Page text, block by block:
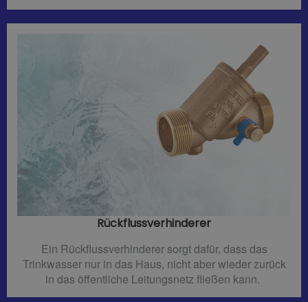
Rückflussverhinderer​
Ein Rückflussverhinderer sorgt dafür, dass das
Trinkwasser nur in das Haus, nicht aber wieder zurück
in das öffentliche Leitungsnetz fließen kann.